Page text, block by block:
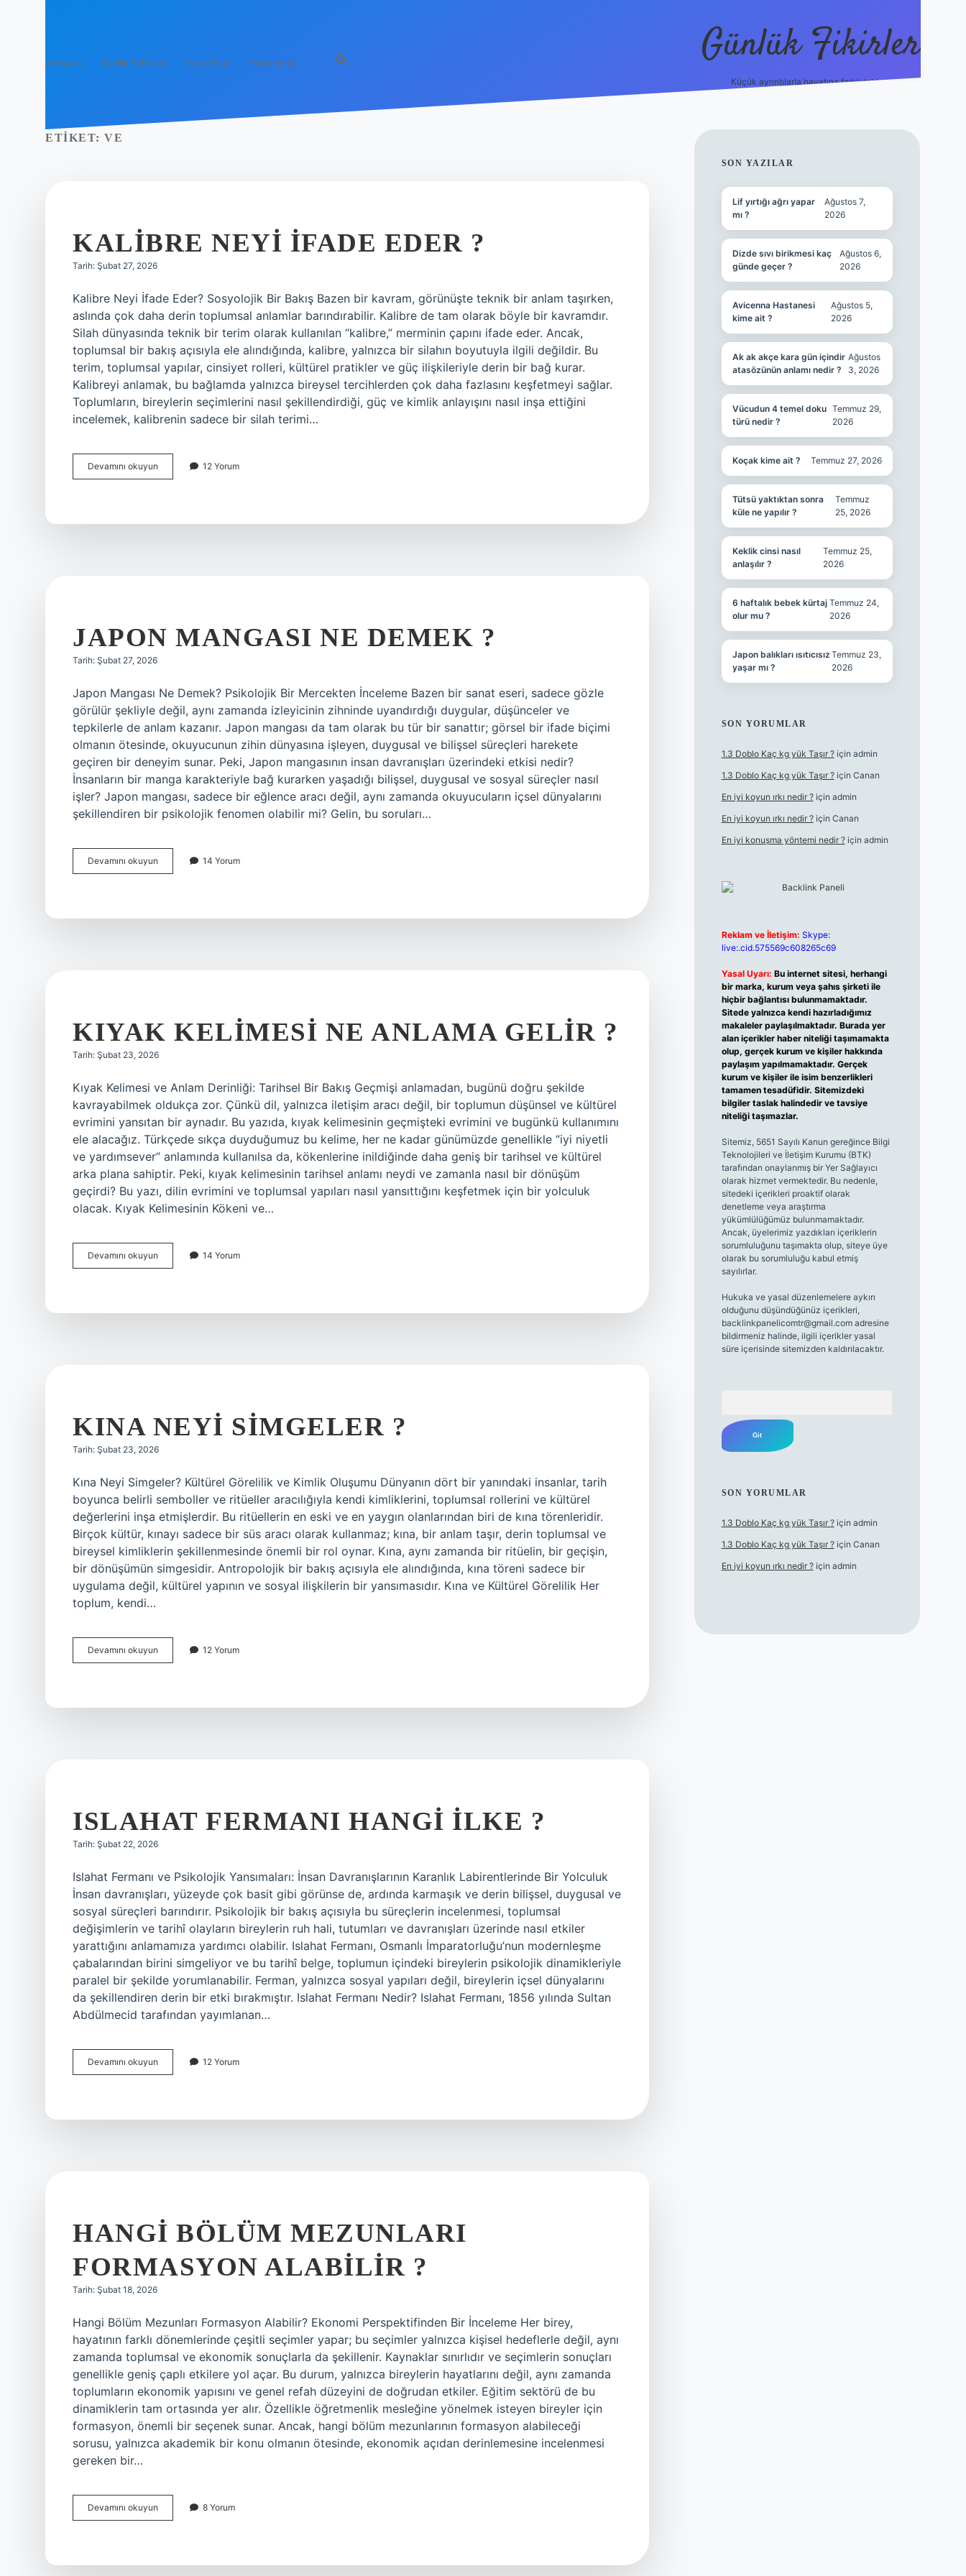
Anasayfa Gizlilik Politikası Yasal Uyarı Hakkımızda Günlük Fikirler
Küçük ayrıntılarla hayatına farklı tat kat.
ETIKET: VE
KALIBRE NEYI IFADE EDER ?
Tarih: Şubat 27, 2026
Kalibre Neyi İfade Eder? Sosyolojik Bir Bakış Bazen bir kavram, görünüşte teknik bir anlam taşırken,
aslında çok daha derin toplumsal anlamlar barındırabilir. Kalibre de tam olarak böyle bir kavramdır.
Silah dünyasında teknik bir terim olarak kullanılan “kalibre,” merminin çapını ifade eder. Ancak,
toplumsal bir bakış açısıyla ele alındığında, kalibre, yalnızca bir silahın boyutuyla ilgili değildir. Bu
terim, toplumsal yapılar, cinsiyet rolleri, kültürel pratikler ve güç ilişkileriyle derin bir bağ kurar.
Kalibreyi anlamak, bu bağlamda yalnızca bireysel tercihlerden çok daha fazlasını keşfetmeyi sağlar.
Toplumların, bireylerin seçimlerini nasıl şekillendirdiği, güç ve kimlik anlayışını nasıl inşa ettiğini
incelemek, kalibrenin sadece bir silah terimi…
Devamını okuyun
neyi
12 Yorum
JAPON MANGASI NE DEMEK ?
Tarih: Şubat 27, 2026
Japon Mangası Ne Demek? Psikolojik Bir Mercekten İnceleme Bazen bir sanat eseri, sadece gözle
görülür şekliyle değil, aynı zamanda izleyicinin zihninde uyandırdığı duygular, düşünceler ve
tepkilerle de anlam kazanır. Japon mangası da tam olarak bu tür bir sanattır; görsel bir ifade biçimi
olmanın ötesinde, okuyucunun zihin dünyasına işleyen, duygusal ve bilişsel süreçleri harekete
geçiren bir deneyim sunar. Peki, Japon mangasının insan davranışları üzerindeki etkisi nedir?
İnsanların bir manga karakteriyle bağ kurarken yaşadığı bilişsel, duygusal ve sosyal süreçler nasıl
işler? Japon mangası, sadece bir eğlence aracı değil, aynı zamanda okuyucuların içsel dünyalarını
şekillendiren bir psikolojik fenomen olabilir mi? Gelin, bu soruları…
Devamını okuyun
mangası
14 Yorum
KIYAK KELIMESI NE ANLAMA GELIR ?
Tarih: Şubat 23, 2026
Kıyak Kelimesi ve Anlam Derinliği: Tarihsel Bir Bakış Geçmişi anlamadan, bugünü doğru şekilde
kavrayabilmek oldukça zor. Çünkü dil, yalnızca iletişim aracı değil, bir toplumun düşünsel ve kültürel
evrimini yansıtan bir aynadır. Bu yazıda, kıyak kelimesinin geçmişteki evrimini ve bugünkü kullanımını
ele alacağız. Türkçede sıkça duyduğumuz bu kelime, her ne kadar günümüzde genellikle “iyi niyetli
ve yardımsever” anlamında kullanılsa da, kökenlerine inildiğinde daha geniş bir tarihsel ve kültürel
arka plana sahiptir. Peki, kıyak kelimesinin tarihsel anlamı neydi ve zamanla nasıl bir dönüşüm
geçirdi? Bu yazı, dilin evrimini ve toplumsal yapıları nasıl yansıttığını keşfetmek için bir yolculuk
olacak. Kıyak Kelimesinin Kökeni ve…
Devamını okuyun
kelimesi
14 Yorum
KINA NEYI SIMGELER ?
Tarih: Şubat 23, 2026
Kına Neyi Simgeler? Kültürel Görelilik ve Kimlik Oluşumu Dünyanın dört bir yanındaki insanlar, tarih
boyunca belirli semboller ve ritüeller aracılığıyla kendi kimliklerini, toplumsal rollerini ve kültürel
değerlerini inşa etmişlerdir. Bu ritüellerin en eski ve en yaygın olanlarından biri de kına törenleridir.
Birçok kültür, kınayı sadece bir süs aracı olarak kullanmaz; kına, bir anlam taşır, derin toplumsal ve
bireysel kimliklerin şekillenmesinde önemli bir rol oynar. Kına, aynı zamanda bir ritüelin, bir geçişin,
bir dönüşümün simgesidir. Antropolojik bir bakış açısıyla ele alındığında, kına töreni sadece bir
uygulama değil, kültürel yapının ve sosyal ilişkilerin bir yansımasıdır. Kına ve Kültürel Görelilik Her
toplum, kendi…
Devamını okuyun
neyi
12 Yorum
ISLAHAT FERMANI HANGI ILKE ?
Tarih: Şubat 22, 2026
Islahat Fermanı ve Psikolojik Yansımaları: İnsan Davranışlarının Karanlık Labirentlerinde Bir Yolculuk
İnsan davranışları, yüzeyde çok basit gibi görünse de, ardında karmaşık ve derin bilişsel, duygusal ve
sosyal süreçleri barındırır. Psikolojik bir bakış açısıyla bu süreçlerin incelenmesi, toplumsal
değişimlerin ve tarihî olayların bireylerin ruh hali, tutumları ve davranışları üzerinde nasıl etkiler
yarattığını anlamamıza yardımcı olabilir. Islahat Fermanı, Osmanlı İmparatorluğu’nun modernleşme
çabalarından birini simgeliyor ve bu tarihî belge, toplumun içindeki bireylerin psikolojik dinamikleriyle
paralel bir şekilde yorumlanabilir. Ferman, yalnızca sosyal yapıları değil, bireylerin içsel dünyalarını
da şekillendiren derin bir etki bırakmıştır. Islahat Fermanı Nedir? Islahat Fermanı, 1856 yılında Sultan
Abdülmecid tarafından yayımlanan…
Devamını okuyun
Fermanı
12 Yorum
HANGI BÖLÜM MEZUNLARI
FORMASYON ALABILIR ?
Tarih: Şubat 18, 2026
Hangi Bölüm Mezunları Formasyon Alabilir? Ekonomi Perspektifinden Bir İnceleme Her birey,
hayatının farklı dönemlerinde çeşitli seçimler yapar; bu seçimler yalnızca kişisel hedeflerle değil, aynı
zamanda toplumsal ve ekonomik sonuçlarla da şekillenir. Kaynaklar sınırlıdır ve seçimlerin sonuçları
genellikle geniş çaplı etkilere yol açar. Bu durum, yalnızca bireylerin hayatlarını değil, aynı zamanda
toplumların ekonomik yapısını ve genel refah düzeyini de doğrudan etkiler. Eğitim sektörü de bu
dinamiklerin tam ortasında yer alır. Özellikle öğretmenlik mesleğine yönelmek isteyen bireyler için
formasyon, önemli bir seçenek sunar. Ancak, hangi bölüm mezunlarının formasyon alabileceği
sorusu, yalnızca akademik bir konu olmanın ötesinde, ekonomik açıdan derinlemesine incelenmesi
gereken bir…
Devamını okuyun
bölüm
8 Yorum
SIDEBAR
SON YAZILAR
Lif yırtığı ağrı yapar
mı ?
Ağustos 7,
2026
Dizde sıvı birikmesi kaç
günde geçer ?
Ağustos 6,
2026
Avicenna Hastanesi
kime ait ?
Ağustos 5,
2026
Ak ak akçe kara gün içindir
atasözünün anlamı nedir ?
Ağustos
3, 2026
Vücudun 4 temel doku
türü nedir ?
Temmuz 29,
2026
Koçak kime ait ? Temmuz 27, 2026
Tütsü yaktıktan sonra
küle ne yapılır ?
Temmuz
25, 2026
Keklik cinsi nasıl
anlaşılır ?
Temmuz 25,
2026
6 haftalık bebek kürtaj
olur mu ?
Temmuz 24,
2026
Japon balıkları ısıtıcısız
yaşar mı ?
Temmuz 23,
2026
SON YORUMLAR
1.3 Doblo Kaç kg yük Taşır ?için admin
1.3 Doblo Kaç kg yük Taşır ?için Canan
En iyi koyun ırkı nedir ?için admin
En iyi koyun ırkı nedir ?için Canan
En iyi konuşma yöntemi nedir ?için admin
Reklam ve İletişim: Skype:
live:.cid.575569c608265c69
Yasal Uyarı: Bu internet sitesi, herhangi
bir marka, kurum veya şahıs şirketi ile
hiçbir bağlantısı bulunmamaktadır.
Sitede yalnızca kendi hazırladığımız
makaleler paylaşılmaktadır. Burada yer
alan içerikler haber niteliği taşımamakta
olup, gerçek kurum ve kişiler hakkında
paylaşım yapılmamaktadır. Gerçek
kurum ve kişiler ile isim benzerlikleri
tamamen tesadüfidir. Sitemizdeki
bilgiler taslak halindedir ve tavsiye
niteliği taşımazlar.
Sitemiz, 5651 Sayılı Kanun gereğince Bilgi
Teknolojileri ve İletişim Kurumu (BTK)
tarafından onaylanmış bir Yer Sağlayıcı
olarak hizmet vermektedir. Bu nedenle,
sitedeki içerikleri proaktif olarak
denetleme veya araştırma
yükümlülüğümüz bulunmamaktadır.
Ancak, üyelerimiz yazdıkları içeriklerin
sorumluluğunu taşımakta olup, siteye üye
olarak bu sorumluluğu kabul etmiş
sayılırlar.
Hukuka ve yasal düzenlemelere aykırı
olduğunu düşündüğünüz içerikleri,
backlinkpanelicomtr@gmail.comadresine
bildirmeniz halinde, ilgili içerikler yasal
süre içerisinde sitemizden kaldırılacaktır.
SON YORUMLAR
1.3 Doblo Kaç kg yük Taşır ?için admin
1.3 Doblo Kaç kg yük Taşır ?için Canan
En iyi koyun ırkı nedir ?için admin
ilbet yeni giriş